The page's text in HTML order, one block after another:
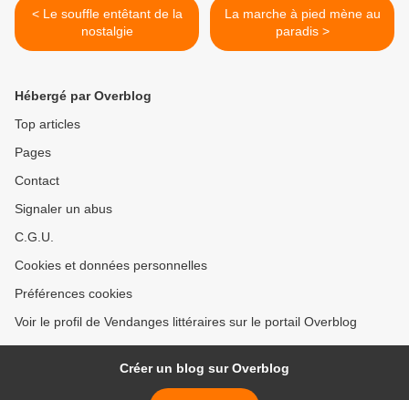
< Le souffle entêtant de la
nostalgie
La marche à pied mène au
paradis >
Hébergé par Overblog
Top articles
Pages
Contact
Signaler un abus
C.G.U.
Cookies et données personnelles
Préférences cookies
Voir le profil de Vendanges littéraires sur le portail Overblog
Créer un blog sur Overblog